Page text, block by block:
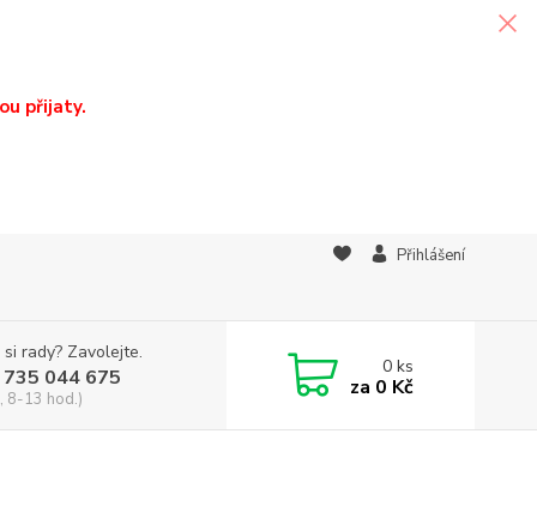
přijaty.
Přihlášení
rady? Zavolejte.
044 675
8-13 hod.)
0ks
za 0 Kč